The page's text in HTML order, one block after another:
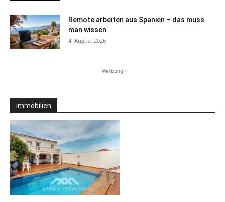
Remote arbeiten aus Spanien – das muss
man wissen
4. August 2026
- Werbung -
Immobilien